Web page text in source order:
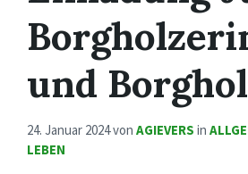
und
24. Januar 2024von AGIEVERS in
LEBEN